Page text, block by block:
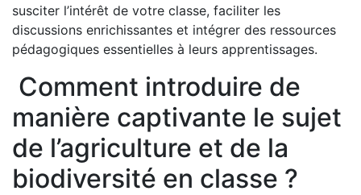
susciter l’intérêt de votre classe, faciliter les
discussions enrichissantes et intégrer des ressources
pédagogiques essentielles à leurs apprentissages.
Comment introduire de
manière captivante le sujet
de l’agriculture et de la
biodiversité en classe ?